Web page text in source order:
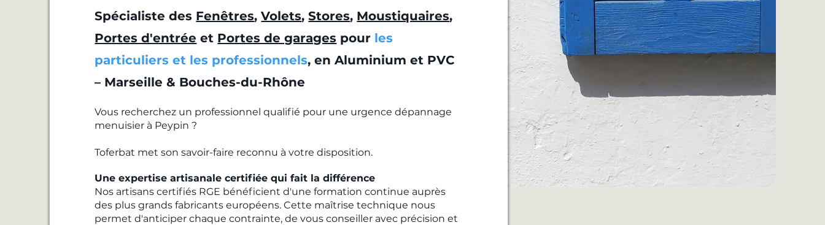
Spécialiste des Fenêtres,Volets,Stores, Moustiquaires,
Portes d'entrée et Portes de garages pour les
particuliers et les professionnels, en Aluminium et PVC
– Marseille & Bouches-du-Rhône
Vous recherchez un professionnel qualifié pour une urgence dépannage
menuisier à Peypin ?
Toferbat met son savoir-faire reconnu à votre disposition.
Une expertise artisanale certifiée qui fait la différence
Nos artisans certifiés RGE bénéficient d'une formation continue auprès
des plus grands fabricants européens. Cette maîtrise technique nous
permet d'anticiper chaque contrainte, de vous conseiller avec précision et